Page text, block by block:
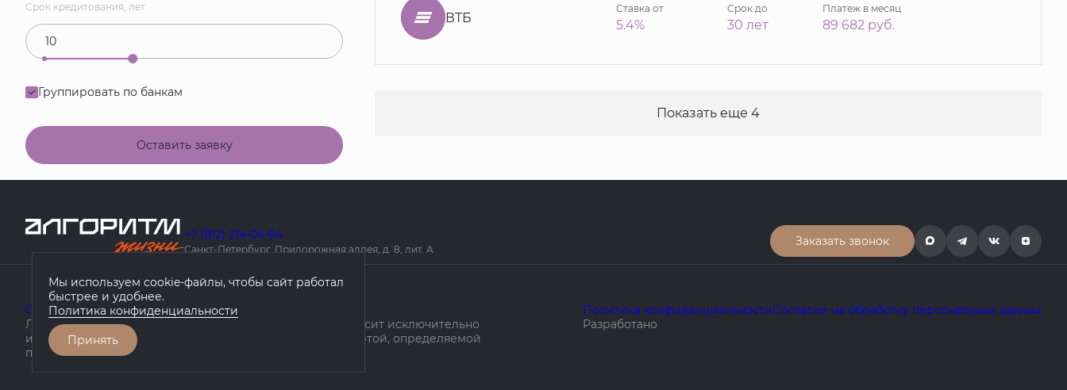
Срок кредитования, лет
Группировать по банкам
Оставить заявку
ВТБ
Ставка от
5.4%
Срок до
30 лет
Платеж в месяц
89 682 руб.
Показать еще 4
+7 (812) 214-04-94
Санкт-Петербург, Придорожная аллея, д. 8, лит. А
Заказать звонок
О компанииПроектыГеография проектов
Любая информация, представленная на данном сайте, носит исключительно
информационный характер, не является публичной офертой, определяемой
положениями статьи 437 ГК РФ.
Политика конфиденциальностиСогласие на обработку персональных данных
Разработано
Мы используем cookie-файлы, чтобы сайт работал
быстрее и удобнее.
Политика конфиденциальности
Принять